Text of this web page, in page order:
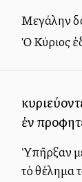
Μεγάλην
Ὁ Κύριος
ἐν
Ὑπῆρξαν
τὸ θέλημα